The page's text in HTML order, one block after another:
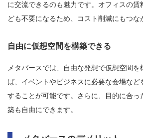
に交流できるのも魅力です。オフィスの賃
ども不要になるため、コスト削減にもつな
自由に仮想空間を構築できる
メタバースでは、自由な発想で仮想空間を
ば、イベントやビジネスに必要な会場など
することが可能です。さらに、目的に合っ
築も自由にできます。